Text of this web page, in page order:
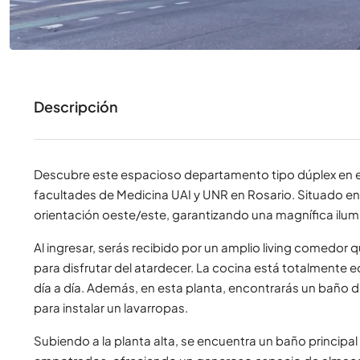
Descripción
Descubre este espacioso departamento tipo dúplex en
facultades de Medicina UAI y UNR en Rosario. Situado
orientación oeste/este, garantizando una magnífica
Al ingresar, serás recibido por un amplio living comedor
para disfrutar del atardecer. La cocina está totalmente
día a día. Además, en esta planta, encontrarás un
para instalar un lavarropas.
Subiendo a la planta alta, se encuentra un baño